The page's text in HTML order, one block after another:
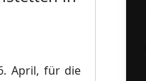
April, für die